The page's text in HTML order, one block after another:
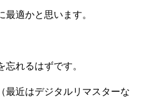
適かと思います。
忘れるはずです。
最近はデジタルリマスターな